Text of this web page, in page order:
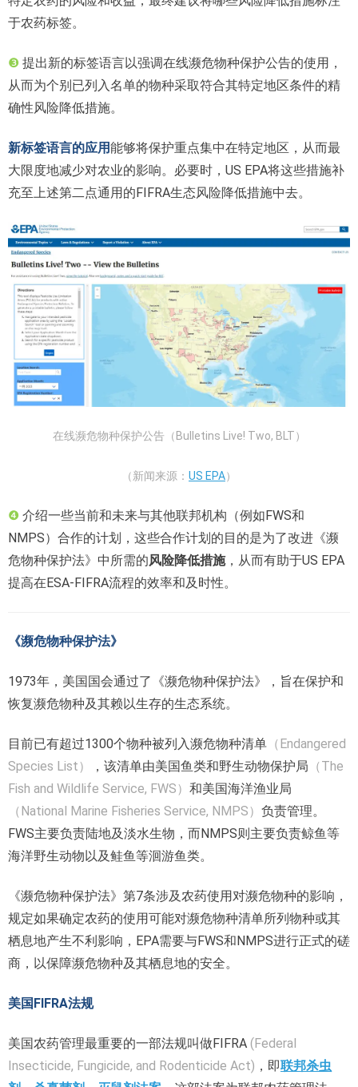
于农药标签。
❸ 提出新的标签语言以强调在线濒危物种保护公告的使用，
从而为个别已列入名单的物种采取符合其特定地区条件的精
确性风险降低措施。
新标签语言的应用能够将保护重点集中在特定地区，从而最
大限度地减少对农业的影响。必要时，US EPA将这些措施补
充至上述第二点通用的FIFRA生态风险降低措施中去。
在线濒危物种保护公告（Bulletins Live! Two, BLT）
（新闻来源： US EPA）
❹ 介绍一些当前和未来与其他联邦机构（例如FWS和
NMPS）合作的计划，这些合作计划的目的是为了改进《濒
危物种保护法》中所需的风险降低措施，从而有助于US EPA
提高在ESA-FIFRA流程的效率和及时性。
《濒危物种保护法》
1973年，美国国会通过了《濒危物种保护法》，旨在保护和
恢复濒危物种及其赖以生存的生态系统。
目前已有超过1300个物种被列入濒危物种清单 （Endangered
Species List）
，该清单由美国鱼类和野生动物保护局 （The
Fish and Wildlife Service, FWS） 和美国海洋渔业局
（National Marine Fisheries Service, NMPS） 负责管理。
FWS主要负责陆地及淡水生物，而NMPS则主要负责鲸鱼等
海洋野生动物以及鲑鱼等洄游鱼类。
《濒危物种保护法》第7条涉及农药使用对濒危物种的影响，
规定如果确定农药的使用可能对濒危物种清单所列物种或其
栖息地产生不利影响，EPA需要与FWS和NMPS进行正式的磋
商，以保障濒危物种及其栖息地的安全。
美国FIFRA法规
美国农药管理最重要的一部法规叫做FIFRA (Federal
Insecticide, Fungicide, and Rodenticide Act) ，即联邦杀虫